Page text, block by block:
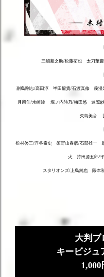
三嶋新之助/松藤拓也 太刀華
副島剛志/高田淳 半田龍貴/石渡真修 義
月留佳/水崎綾 堀ノ内詩乃/梅田悠 迷際
矢島美音
松村啓三/浮谷泰史 須野山春彦/石部雄一
火 持田源五郎/
スタリオンズ/上島純也 隈
大判ブ
キービジュ
1,000